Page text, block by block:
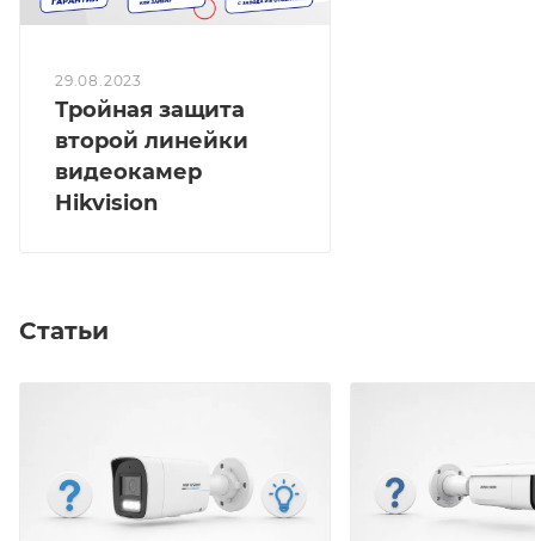
29.08.2023
Тройная защита
второй линейки
видеокамер
Hikvision
Статьи